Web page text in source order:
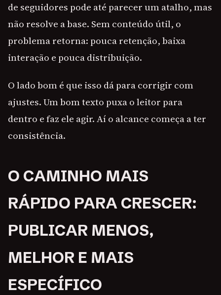
de seguidores pode até parecer um atalho, mas
não resolve a base. Sem conteúdo útil, o
problema retorna: pouca retenção, baixa
interação e pouca distribuição.
O lado bom é que isso dá para corrigir com
ajustes. Um bom texto puxa o leitor para
dentro e faz ele agir. Aí o alcance começa a ter
consistência.
O CAMINHO MAIS
RÁPIDO PARA CRESCER:
PUBLICAR MENOS,
MELHOR E MAIS
ESPECÍFICO